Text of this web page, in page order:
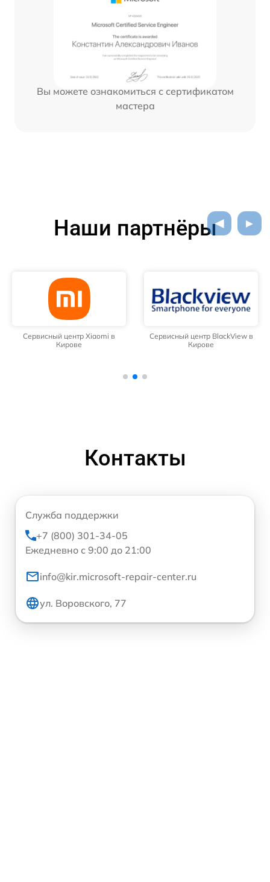
Вы можете ознакомиться с сертификатом
мастера
Наши партнёры
Сервисный центр Xiaomi в
Кирове
Сервисный центр BlackView в
Кирове
Контакты
Служба поддержки
+7 (800) 301-34-05
Ежедневно с 9:00 до 21:00
info@kir.microsoft-repair-center.ru
ул. Воровского, 77